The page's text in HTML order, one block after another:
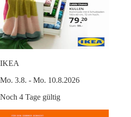
IKEA
Mo. 3.8. - Mo. 10.8.2026
Noch 4 Tage gültig